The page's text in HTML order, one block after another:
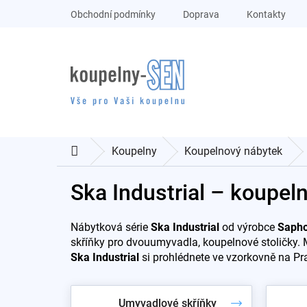
Obchodní podmínky Doprava Kontakty
DomůKoupelny Koupelnový nábytek
Ska Industrial –
Nábytková série Ska Industrial od výrobce
skříňky pro dvouumyvadla, koupelnové stoličky.
Ska Industrial si prohlédnete ve vzorkovně na
Umyvadlové skříňky